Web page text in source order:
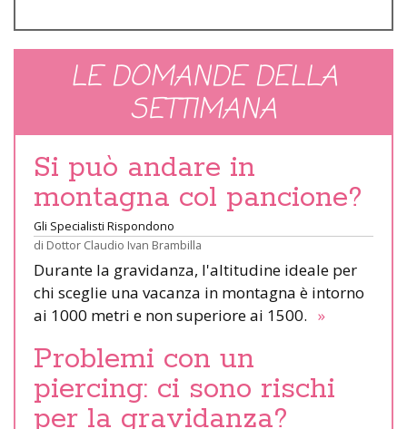
LE DOMANDE DELLA
SETTIMANA
Si può andare in
montagna col pancione?
Gli Specialisti Rispondono
di Dottor Claudio Ivan Brambilla
Durante la gravidanza, l'altitudine ideale per
chi sceglie una vacanza in montagna è intorno
ai 1000 metri e non superiore ai 1500. »
Problemi con un
piercing: ci sono rischi
per la gravidanza?